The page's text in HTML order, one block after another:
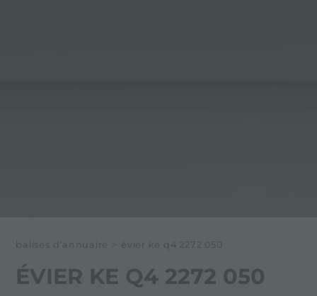
balises d'annuaire > évier ke q4 2272 050
ÉVIER KE Q4 2272 050